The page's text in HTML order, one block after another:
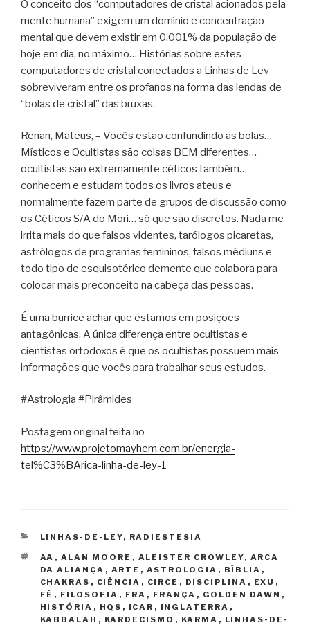
O conceito dos “computadores de cristal acionados pela
mente humana” exigem um domínio e concentração
mental que devem existir em 0,001% da população de
hoje em dia, no máximo… Histórias sobre estes
computadores de cristal conectados a Linhas de Ley
sobreviveram entre os profanos na forma das lendas de
“bolas de cristal” das bruxas.
Renan, Mateus, – Vocês estão confundindo as bolas…
Místicos e Ocultistas são coisas BEM diferentes…
ocultistas são extremamente céticos também…
conhecem e estudam todos os livros ateus e
normalmente fazem parte de grupos de discussão como
os Céticos S/A do Mori… só que são discretos. Nada me
irrita mais do que falsos videntes, tarólogos picaretas,
astrólogos de programas femininos, falsos médiuns e
todo tipo de esquisotérico demente que colabora para
colocar mais preconceito na cabeça das pessoas.
É uma burrice achar que estamos em posições
antagônicas. A única diferença entre ocultistas e
cientistas ortodoxos é que os ocultistas possuem mais
informações que vocês para trabalhar seus estudos.
#Astrologia #Pirâmides
Postagem original feita no
https://www.projetomayhem.com.br/energia-
tel%C3%BArica-linha-de-ley-1
CATEGORIAS
LINHAS-DE-LEY, RADIESTESIA
TAGS
AA , ALAN MOORE , ALEISTER CROWLEY, ARCA
DA ALIANÇA , ARTE , ASTROLOGIA , BÍBLIA ,
CHAKRAS , CIÊNCIA , CIRCE , DISCIPLINA , EXU ,
FÉ , FILOSOFIA , FRA , FRANÇA , GOLDEN DAWN ,
HISTÓRIA , HQS , ICAR , INGLATERRA ,
KABBALAH , KARDECISMO , KARMA , LINHAS-DE-